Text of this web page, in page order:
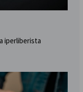
iperliberista